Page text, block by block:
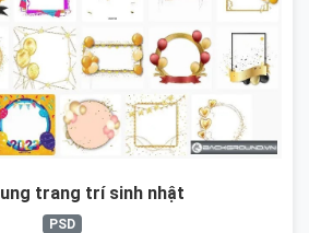
trang trí sinh nhật
PSD